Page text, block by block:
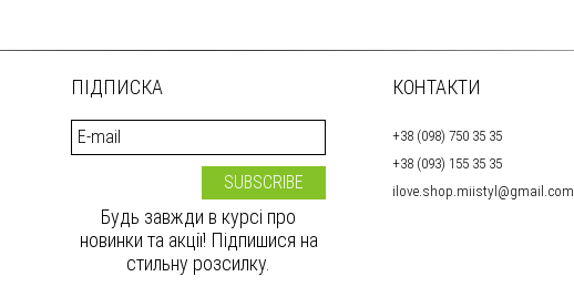
ПІДПИСКА
Будь завжди в курсі про
новинки та акції! Підпишися на
стильну розсилку.
КОНТАКТИ
+38 (098) 750 35 35
+38 (093) 155 35 35
ilove.shop.miistyl@gmail.com